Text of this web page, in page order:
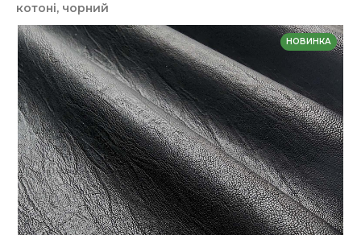
котоні, чорний
НОВИНКА